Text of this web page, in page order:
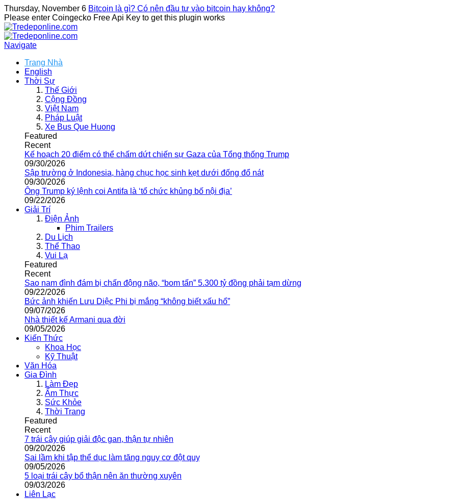
Thursday, November 6 Bitcoin là gì? Có nên đầu tư vào bitcoin hay không?
Please enter Coingecko Free Api Key to get this plugin works
Navigate
Trang Nhà
English
Thời Sự
Thế Giới
Cộng Đồng
Việt Nam
Pháp Luật
Xe Bus Que Huong
Featured
Recent
Kế hoạch 20 điểm có thể chấm dứt chiến sự Gaza của Tổng thống Trump
09/30/2026
Sập trường ở Indonesia, hàng chục học sinh kẹt dưới đống đổ nát
09/30/2026
Ông Trump ký lệnh coi Antifa là ‘tổ chức khủng bố nội địa’
09/22/2026
Giải Trí
Điện Ảnh
Phim Trailers
Du Lịch
Thể Thao
Vui Lạ
Featured
Recent
Sao nam đình đám bị chấn động não, “bom tấn” 5.300 tỷ đồng phải tạm dừng
09/22/2026
Bức ảnh khiến Lưu Diệc Phi bị mắng “không biết xấu hổ”
09/07/2026
Nhà thiết kế Armani qua đời
09/05/2026
Kiến Thức
Khoa Học
Kỹ Thuật
Văn Hóa
Gia Đình
Làm Đẹp
Ẩm Thực
Sức Khỏe
Thời Trang
Featured
Recent
7 trái cây giúp giải độc gan, thận tự nhiên
09/20/2026
Sai lầm khi tập thể dục làm tăng nguy cơ đột quỵ
09/05/2026
5 loại trái cây bổ thận nên ăn thường xuyên
09/03/2026
Liên Lạc